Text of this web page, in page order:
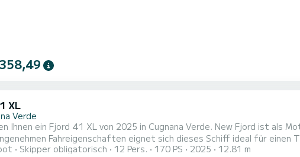
XL
Verde
ein Fjord 41 XL von 2025 in Cugnana Verde. New Fjord ist als Motorboot bestens zum Chartern geeignet. Mit
Fahreigenschaften eignet sich dieses Schiff ideal für einen Törn von
allem Komfort und eine Kapazität von 12 Personen. Mit einer
Skipper obligatorisch 12 Pers. 170 PS 2025 12.81 m